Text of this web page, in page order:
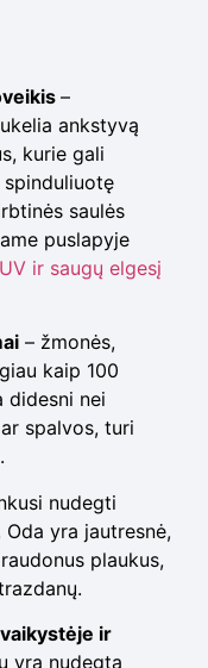
–
ankstyvą
kurie gali
saulės
puslapyje
UV ir saugų elgesį
– žmonės,
kaip 100
didesni nei
spalvos, turi
nudegti
yra jautresnė,
plaukus,
ir
yra nudegta